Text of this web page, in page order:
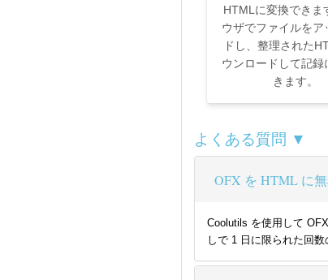
HTMLに変換できま
ウザでファイルをア
ドし、整理された
ウンロードして記録
きます。
よくある質問 ▼
OFX を HTML に
Coolutils を使用して
しで 1 日に限られた回数